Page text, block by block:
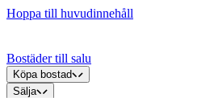
Hoppa till huvudinnehåll
Bostäder till salu
Köpa bostad
Sälja